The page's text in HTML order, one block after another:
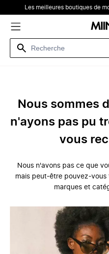
Les meilleures boutiques de
Nous sommes
n'ayons pas pu
vous
Nous n'avons pas ce que
mais peut-être pouvez-vous
marques et